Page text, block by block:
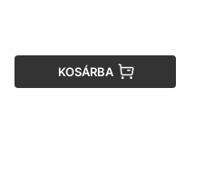
KOSÁRBA